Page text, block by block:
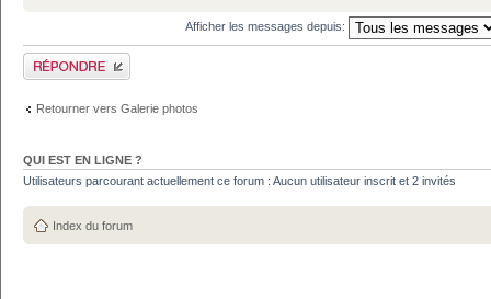
Afficher les messages depuis:
Publier une réponse
Retourner vers Galerie photos
QUI EST EN LIGNE ?
Utilisateurs parcourant actuellement ce forum : Aucun utilisateur inscrit et 2 invités
Index du forum